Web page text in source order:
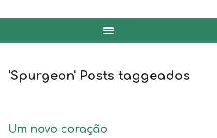
'Spurgeon' Posts taggeados
Um novo coração